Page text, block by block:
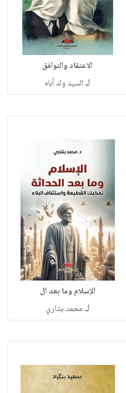
الاعتقاد والتوافق
لـ السيد ولد أباه
الإسلام وما بعد ال
لـ محمد بشاري